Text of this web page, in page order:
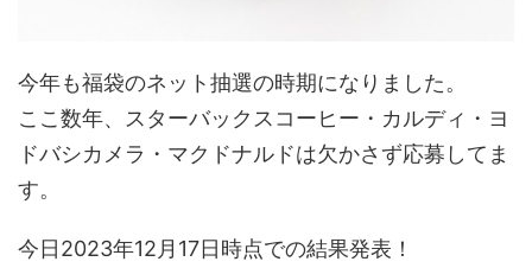
今年も福袋のネット抽選の時期になりました。
ここ数年、スターバックスコーヒー・カルディ・ヨ
ドバシカメラ・マクドナルドは欠かさず応募してま
す。
今日2023年12月17日時点での結果発表！